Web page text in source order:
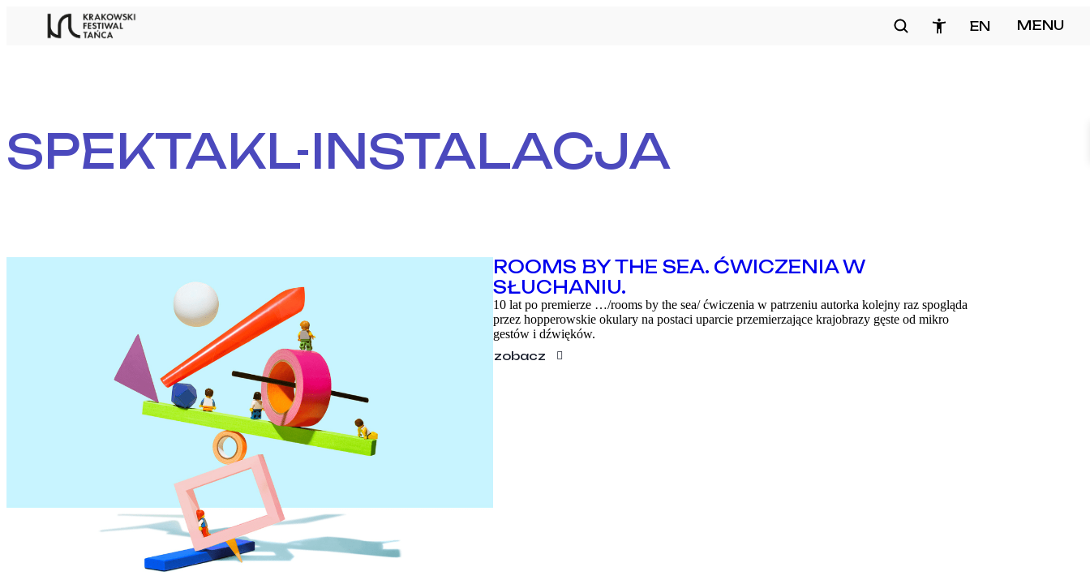
WARSZTATY
O FESTIWALU
KONTAKT
organizator:
EN MENU
SPEKTAKL-INSTALACJA
ROOMS BY THE SEA. ĆWICZENIA W
SŁUCHANIU.
10 lat po premierze …/rooms by the sea/ ćwiczenia w patrzeniu autorka kolejny raz spogląda
przez hopperowskie okulary na postaci uparcie przemierzające krajobrazy gęste od mikro
gestów i dźwięków.
zobacz